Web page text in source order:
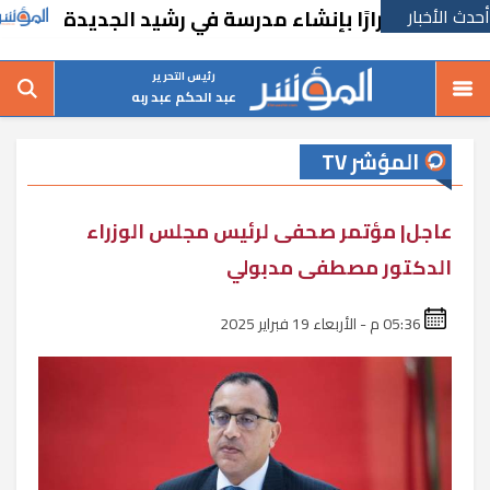
أحدث الأخبارقرارًا بإنشاء مدرسة في رشيد الجديدة
رئيس التحرير
عبد الحكم عبد ربه
المؤشر TV
عاجل| مؤتمر صحفى لرئيس مجلس الوزراء
الدكتور مصطفى مدبولي